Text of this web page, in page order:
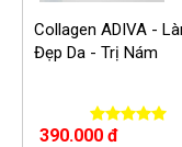
Collagen ADIVA -
Đẹp Da - Trị Nám
390.000 đ